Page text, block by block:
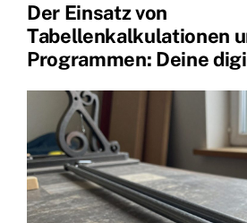
Der Einsatz von
Tabellenkalkulationen
Programmen: Deine